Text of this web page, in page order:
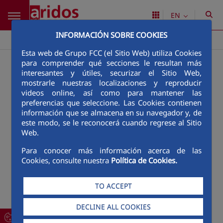
Skip to Main Content
INFORMACIÓN SOBRE COOKIES
Esta web de Grupo FCC (el Sitio Web) utiliza Cookies
para comprender qué secciones le resultan más
interesantes y útiles, securizar el Sitio Web,
mostrarle nuestras localizaciones y reproducir
videos online, así como para mantener las
preferencias que seleccione. Las Cookies contienen
información que se almacena en su navegador y, de
este modo, se le reconocerá cuando regrese al Sitio
Web.
Para conocer más información acerca de las
Cookies, consulte nuestra Política de Cookies.
TO ACCEPT
DECLINE ALL COOKIES
EN
Site Map
Corporate Area
Presentation
Áridos de Melo
Organisation
Where are we?
Lines of Activity
Aggregates
Concrete
Bituminous mixtures
Paving equipment
Sustainability
Responsible construction